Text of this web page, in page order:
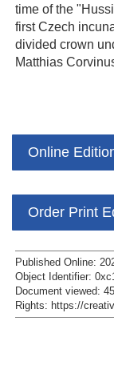
time of the
first Czech
divided crown
Matthias
Online
Order Print
Published Online:
Object Identifier:
Document viewed:
Rights: https://